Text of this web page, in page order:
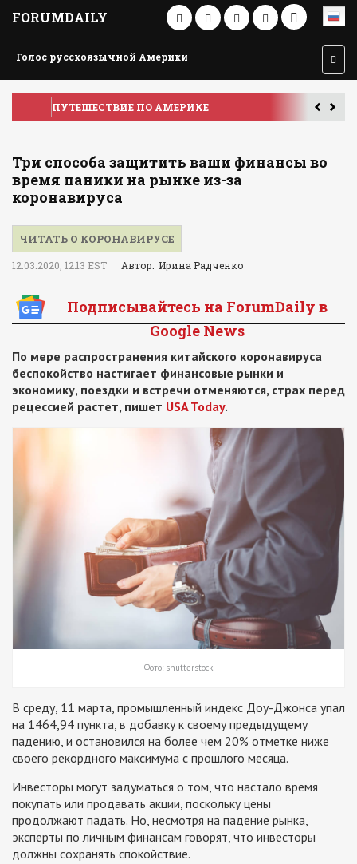
FORUMDAILY
Голос русскоязычной Америки
ПУТЕШЕСТВИЕ ПО АМЕРИКЕ
Три способа защитить ваши финансы во
время паники на рынке из-за
коронавируса
ЧИТАТЬ О КОРОНАВИРУСЕ
12.03.2020, 12:13 EST Автор: Ирина Радченко
Подписывайтесь на ForumDaily в
Google News
По мере распространения китайского коронавируса
беспокойство настигает финансовые рынки и
экономику, поездки и встречи отменяются, страх перед
рецессией растет, пишет USA Today.
Фото: shutterstock
В среду, 11 марта, промышленный индекс Доу-Джонса упал
на 1464,94 пункта, в добавку к своему предыдущему
падению, и остановился на более чем 20% отметке ниже
своего рекордного максимума с прошлого месяца.
Инвесторы могут задуматься о том, что настало время
покупать или продавать акции, поскольку цены
продолжают падать. Но, несмотря на падение рынка,
эксперты по личным финансам говорят, что инвесторы
должны сохранять спокойствие.